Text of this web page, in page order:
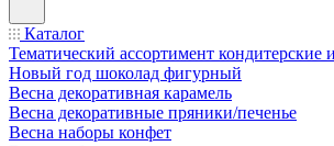
Каталог
Тематический ассортимент кондитерские
Новый год шоколад фигурный
Весна декоративная карамель
Весна декоративные пряники/печенье
Весна наборы конфет